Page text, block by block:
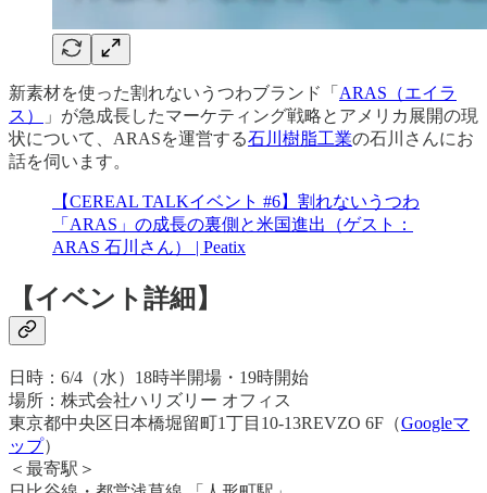
新素材を使った割れないうつわブランド「 ARAS（エイラ
ス）
」が急成長したマーケティング戦略とアメリカ展開の現
状について、ARASを運営する石川樹脂工業の石川さんにお
話を伺います。
【CEREAL TALKイベント #6】割れないうつわ
「ARAS」の成長の裏側と米国進出（ゲスト：
ARAS 石川さん） | Peatix
【イベント詳細】
日時：6/4（水）18時半開場・19時開始
場所：株式会社ハリズリー オフィス
東京都中央区日本橋堀留町1丁目10-13REVZO 6F（Googleマ
ップ）
＜最寄駅＞